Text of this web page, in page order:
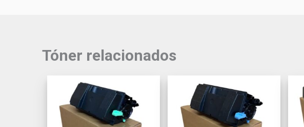
Tóner relacionados